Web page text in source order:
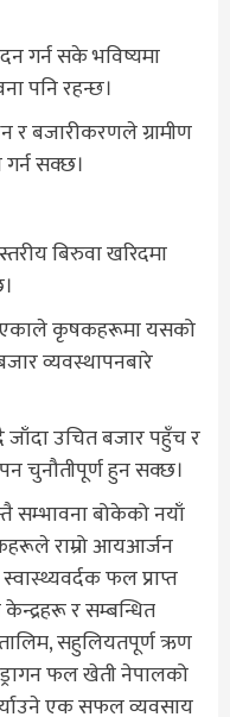
गर्न सके भविष्यमा
पनि रहन्छ।
र बजारीकरणले ग्रामीण
गर्न सक्छ।
बिरुवा खरिदमा
भएकाले कृषकहरूमा यसको
व्यवस्थापनबारे
उचित बजार पहुँच र
चुनौतीपूर्ण हुन सक्छ।
सम्भावना बोकेको नयाँ
राम्रो आयआर्जन
फल प्राप्त
र सम्बन्धित
सहुलियतपूर्ण ऋण
फल खेती नेपालको
एक सफल व्यवसाय